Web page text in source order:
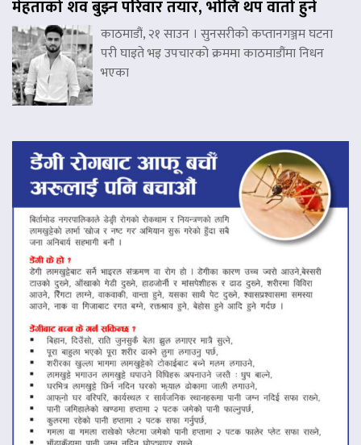
मेहताको शव बुझ्न परिवार तयार, भोलि थप वार्ता हुने
काठमाडौं, २१ साउन । सुनसरीको कप्तानगञ्जम घटना
परी घाइते भइ उपचारको क्रममा काठमाडौंमा निधन
भएका